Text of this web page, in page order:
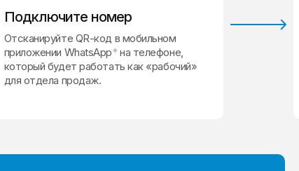
Подключите номер
Отсканируйте QR-код в мобильном
приложении WhatsApp* на телефоне,
который будет работать как «рабочий»
для отдела продаж.